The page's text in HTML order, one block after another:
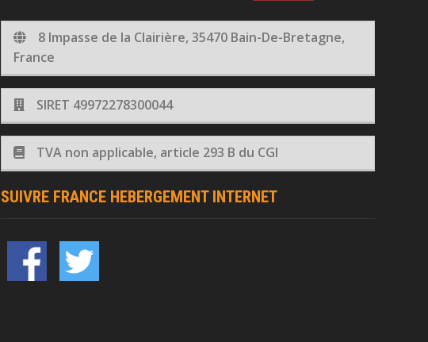
8 Impasse de la Clairière, 35470 Bain-De-Bretagne,
France
SIRET 49972278300044
TVA non applicable, article 293 B du CGI
SUIVRE FRANCE HEBERGEMENT INTERNET